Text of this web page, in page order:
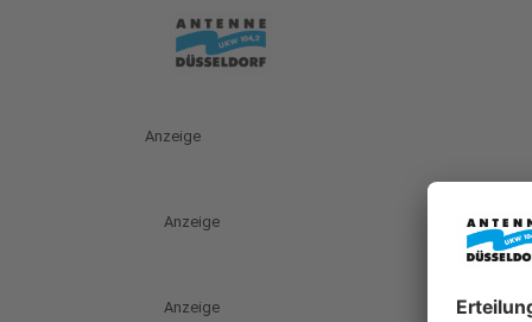
Anzeige
Anzeige
Anzeige